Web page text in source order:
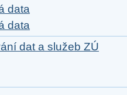
data
data
dat a služeb ZÚ